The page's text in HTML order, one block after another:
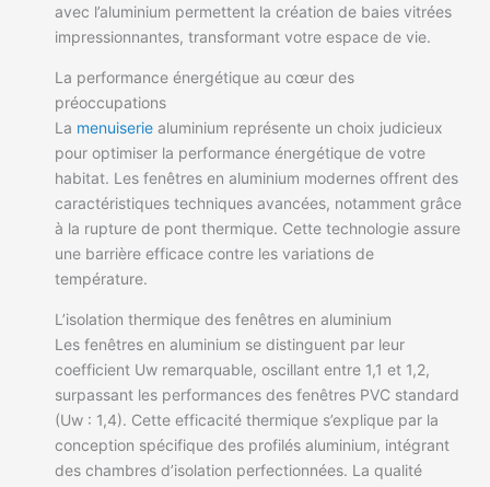
avec l’aluminium permettent la création de baies vitrées
impressionnantes, transformant votre espace de vie.
La performance énergétique au cœur des
préoccupations
La menuiserie aluminium représente un choix judicieux
pour optimiser la performance énergétique de votre
habitat. Les fenêtres en aluminium modernes offrent des
caractéristiques techniques avancées, notamment grâce
à la rupture de pont thermique. Cette technologie assure
une barrière efficace contre les variations de
température.
L’isolation thermique des fenêtres en aluminium
Les fenêtres en aluminium se distinguent par leur
coefficient Uw remarquable, oscillant entre 1,1 et 1,2,
surpassant les performances des fenêtres PVC standard
(Uw : 1,4). Cette efficacité thermique s’explique par la
conception spécifique des profilés aluminium, intégrant
des chambres d’isolation perfectionnées. La qualité